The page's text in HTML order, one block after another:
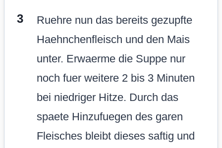
Ruehre nun das bereits gezupfte
Haehnchenfleisch und den Mais
unter. Erwaerme die Suppe nur
noch fuer weitere 2 bis 3 Minuten
bei niedriger Hitze. Durch das
spaete Hinzufuegen des garen
Fleisches bleibt dieses saftig und